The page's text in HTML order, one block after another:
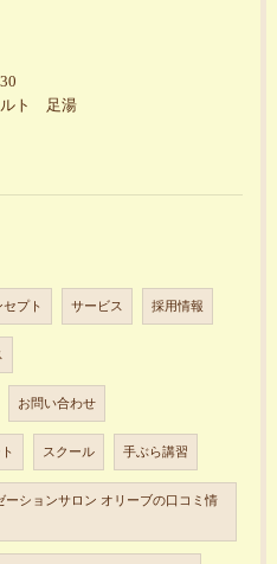
ルト 足湯
セプト サービス 採用情報
お問い合わせ
スクール 手ぶら講習
ションサロン オリーブの口コミ情